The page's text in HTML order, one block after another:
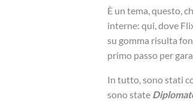
È un tema, questo,
interne: qui, dove
su gomma risulta
primo passo per
In tutto, sono stati
sono state